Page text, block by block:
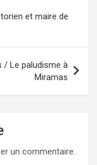
et maire de
/ Le paludisme à
Miramas
un commentaire.